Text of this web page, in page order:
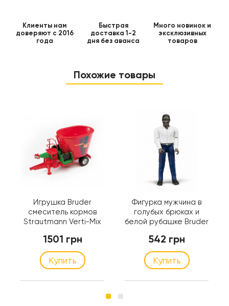
Клиенты нам
доверяют с 2016
года
Быстрая
доставка 1-2
дня без аванса
Много новинок и
эксклюзивных
товаров
Похожие товары
Игрушка Bruder
смеситель кормов
Strautmann Verti-Mix
1501 грн
Купить
Фигурка мужчина в
голубых брюках и
белой рубашке Bruder
542 грн
Купить